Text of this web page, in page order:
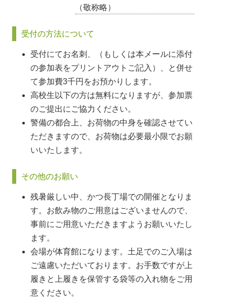
（敬称略）
受付の方法について
受付にてお名刺、（もしくは本メールに添付
の参加表をプリントアウトご記入）、と併せ
て参加費3千円をお預かりします。
高校生以下の方は無料になりますが、参加票
のご提出にご協力ください。
警備の都合上、お荷物の中身を確認させてい
ただきますので、お荷物は必要最小限でお願
いいたします。
その他のお願い
残暑厳しい中、かつ長丁場での開催となりま
す。お飲み物のご用意はございませんので、
事前にご用意いただきますようお願いいたし
ます。
会場が体育館になります。土足でのご入場は
ご遠慮いただいております。お手数ですが上
履きと上履きを保管する袋等の入れ物をご用
意ください。